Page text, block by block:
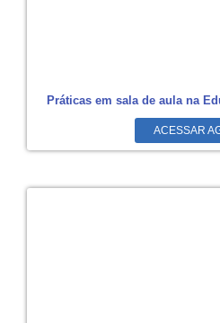
Práticas em sala de aula na
ACESSAR